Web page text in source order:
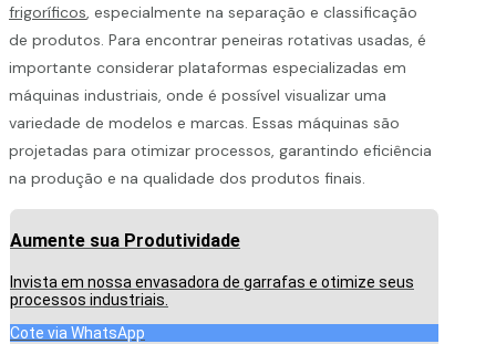
frigoríficos, especialmente na separação e classificação
de produtos. Para encontrar peneiras rotativas usadas, é
importante considerar plataformas especializadas em
máquinas industriais, onde é possível visualizar uma
variedade de modelos e marcas. Essas máquinas são
projetadas para otimizar processos, garantindo eficiência
na produção e na qualidade dos produtos finais.
Aumente sua Produtividade
Invista em nossa envasadora de garrafas e otimize seus
processos industriais.
Cote via WhatsApp